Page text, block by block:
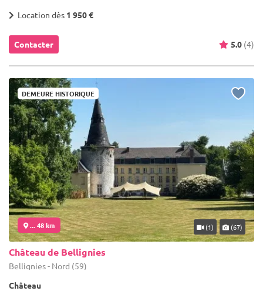
Location dès 1 950 €
Contacter 5.0 (4)
DEMEURE HISTORIQUE
... 48 km (1) (67)
Château de Bellignies
Bellignies - Nord (59)
Château